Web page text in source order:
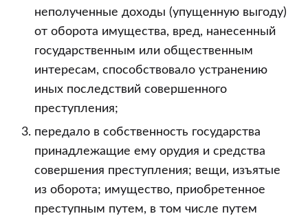
неполученные доходы (упущенную выгоду)
от оборота имущества, вред, нанесенный
государственным или общественным
интересам, способствовало устранению
иных последствий совершенного
преступления;
передало в собственность государства
принадлежащие ему орудия и средства
совершения преступления; вещи, изъятые
из оборота; имущество, приобретенное
преступным путем, в том числе путем